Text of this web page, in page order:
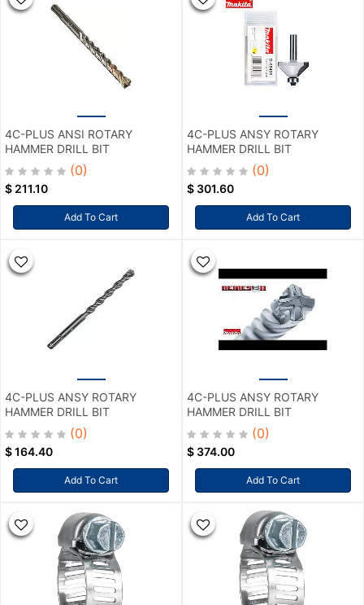
4C-PLUS ANSI ROTARY
HAMMER DRILL BIT
(0)
$ 211.10
Add To Cart
4C-PLUS ANSY ROTARY
HAMMER DRILL BIT
(0)
$ 301.60
Add To Cart
4C-PLUS ANSY ROTARY
HAMMER DRILL BIT
(0)
$164.40
Add To Cart
4C-PLUS ANSY ROTARY
HAMMER DRILL BIT
(0)
$ 374.00
Add To Cart